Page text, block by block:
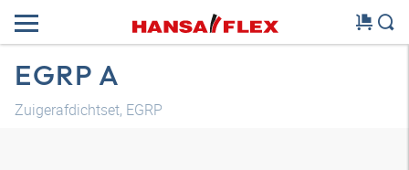
EGRP A
Zuigerafdichtset, EGRP